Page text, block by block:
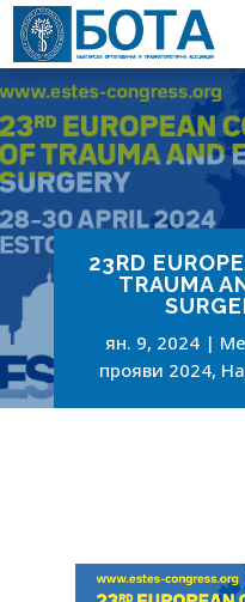
23RD
TRAUMA
ян. 9, 2024
прояви 2024,